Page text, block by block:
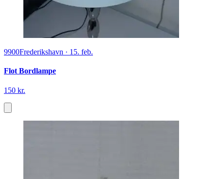
9900Frederikshavn · 15. feb.
Flot Bordlampe
150 kr.